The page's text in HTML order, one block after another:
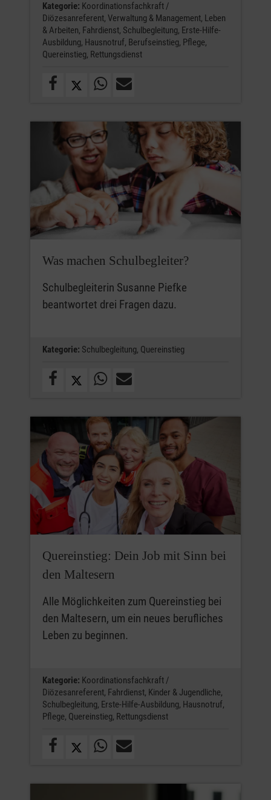
Kategorie: Koordinationsfachkraft /
Diözesanreferent, Verwaltung & Management, Leben
& Arbeiten, Fahrdienst, Schulbegleitung, Erste-Hilfe-
Ausbildung, Hausnotruf, Berufseinstieg, Pflege,
Quereinstieg, Rettungsdienst
Was machen Schulbegleiter?
Schulbegleiterin Susanne Piefke
beantwortet drei Fragen dazu.
Kategorie: Schulbegleitung, Quereinstieg
Quereinstieg: Dein Job mit Sinn bei
den Maltesern
Alle Möglichkeiten zum Quereinstieg bei
den Maltesern, um ein neues berufliches
Leben zu beginnen.
Kategorie: Koordinationsfachkraft /
Diözesanreferent, Fahrdienst, Kinder & Jugendliche,
Schulbegleitung, Erste-Hilfe-Ausbildung, Hausnotruf,
Pflege, Quereinstieg, Rettungsdienst